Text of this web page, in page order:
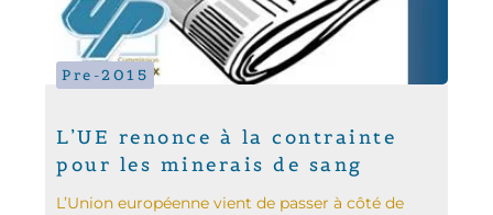
Pre-2015
L’UE renonce à la contrainte
pour les minerais de sang
L’Union européenne vient de passer à côté de